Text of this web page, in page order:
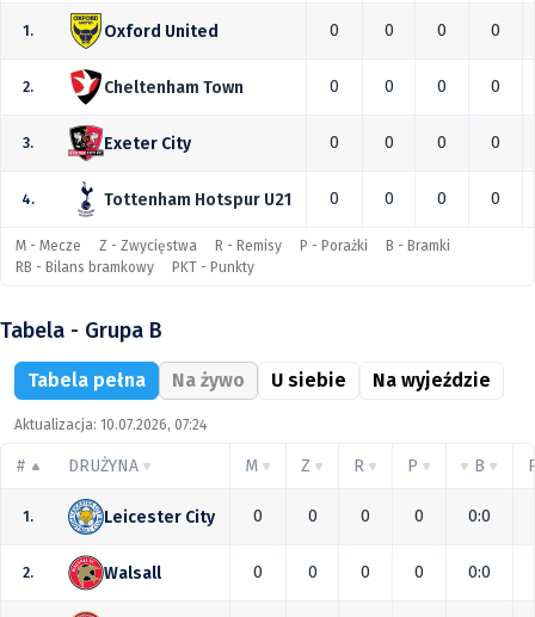
1. Oxford United 0 0 0 0
2. Cheltenham Town 0 0 0 0
3. Exeter City 0 0 0 0
4. Tottenham Hotspur U21 0 0 0 0
M - Mecze Z - Zwycięstwa R - Remisy P - Porażki
B - Bramki
RB - Bilans bramkowy
PKT - Punkty
Tabela - Grupa B
Tabela pełna Na żywo U siebie Na wyjeździe
Aktualizacja: 10.07.2026, 07:24
# DRUŻYNA M Z R P B
1. Leicester City 0 0 0 0 0:0
2. Walsall 0 0 0 0 0:0